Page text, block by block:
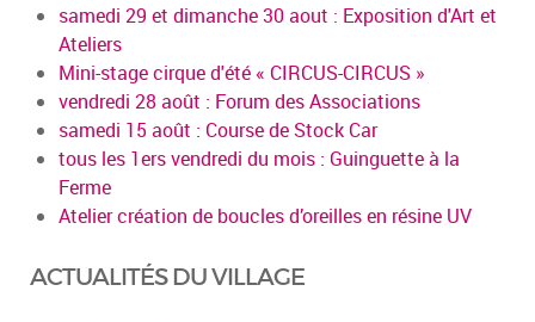
samedi 29 et dimanche 30 aout : Exposition d'Art et
Ateliers
Mini-stage cirque d'été « CIRCUS-CIRCUS »
vendredi 28 août : Forum des Associations
samedi 15 août : Course de Stock Car
tous les 1ers vendredi du mois : Guinguette à la
Ferme
Atelier création de boucles d’oreilles en résine UV
ACTUALITÉS DU VILLAGE